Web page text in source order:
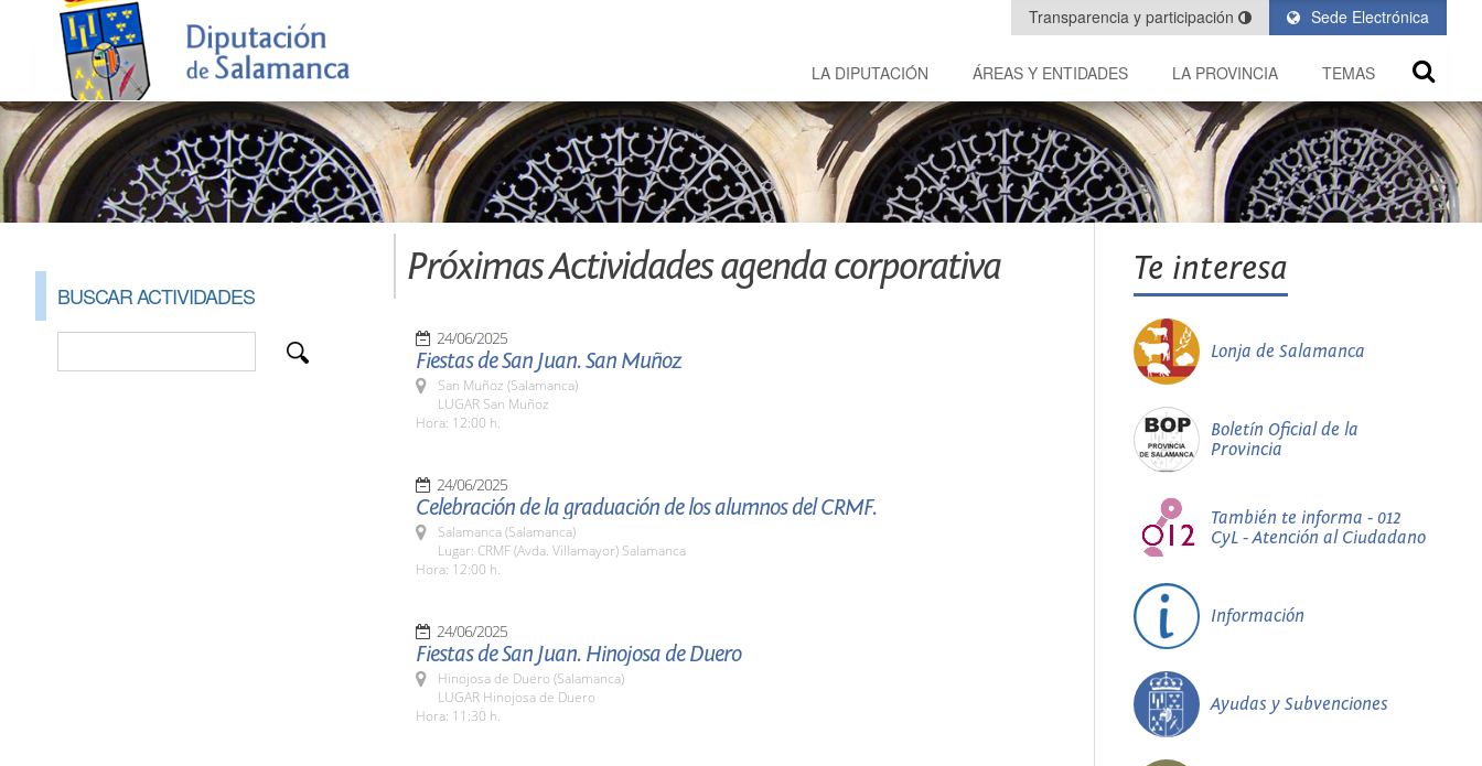
Sede Electrónica
Transparencia y participación
LA DIPUTACIÓN ÁREAS Y ENTIDADES LA PROVINCIA TEMAS
BUSCAR ACTIVIDADES
Próximas Actividades agenda corporativa
24/06/2025
Fiestas de San Juan. San Muñoz
San Muñoz (Salamanca)
LUGAR San Muñoz
Hora: 12:00 h.
24/06/2025
Celebración de la graduación de los alumnos del CRMF.
Salamanca (Salamanca)
Lugar: CRMF (Avda. Villamayor) Salamanca
Hora: 12:00 h.
24/06/2025
Fiestas de San Juan. Hinojosa de Duero
Hinojosa de Duero (Salamanca)
LUGAR Hinojosa de Duero
Hora: 11:30 h.
Te interesa
Lonja de Salamanca
Boletín Oficial de la
Provincia
También te informa - 012
CyL - Atención al Ciudadano
Información
Ayudas y Subvenciones